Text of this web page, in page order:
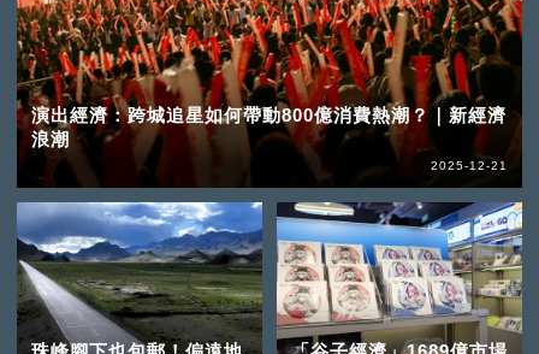
演出經濟：跨城追星如何帶動800億消費熱潮？｜新經濟
浪潮
2025-12-21